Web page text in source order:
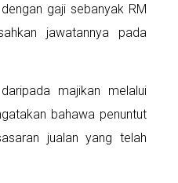
gaji sebanyak RM
jawatannya pada
majikan melalui
bahawa penuntut
jualan yang telah